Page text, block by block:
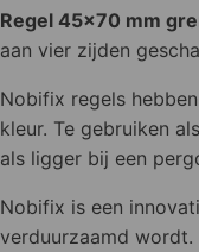
Regel 45x70 mm
aan vier zijden
Nobifix regels
kleur. Te gebruiken
als ligger bij een
Nobifix is een
verduurzaamd